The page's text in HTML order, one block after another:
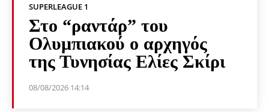
SUPERLEAGUE 1
Στο “ραντάρ” του
Ολυμπιακού ο αρχηγός
της Τυνησίας Ελίες Σκίρι
08/08/2026 14:14